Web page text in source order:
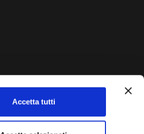
Accetta tutti